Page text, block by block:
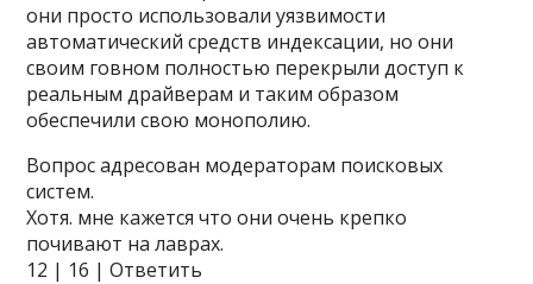
они просто использовали уязвимости
автоматический средств индексации, но они
своим говном полностью перекрыли доступ к
реальным драйверам и таким образом
обеспечили свою монополию.
Вопрос адресован модераторам поисковых
систем.
Хотя. мне кажется что они очень крепко
почивают на лаврах.
12 | 16 | Ответить